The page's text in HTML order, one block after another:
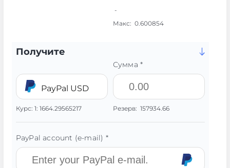
-
Макс: 0.600854
Получите
PayPal USD
Курс: 1: 1664.29565217
Сумма *
Резерв: 157934.66
PayPal account (e-mail) *